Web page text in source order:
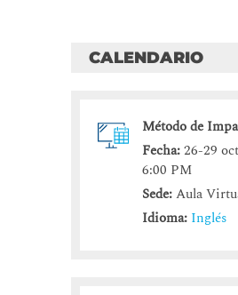
CALENDARIO
Método de
Fecha:26-29
6:00 PM
Sede:Aula
Idioma: Inglés